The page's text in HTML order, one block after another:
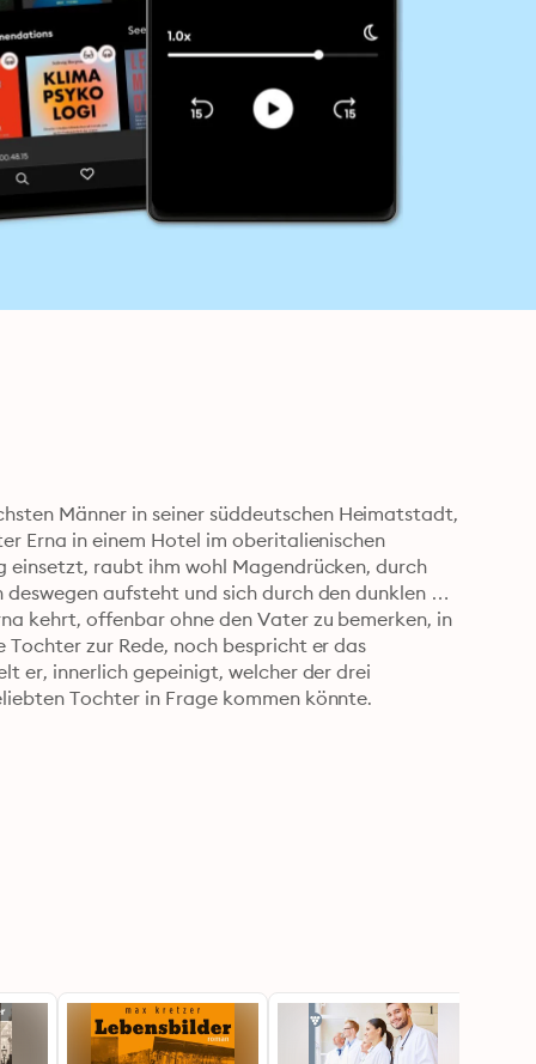
Männer in seiner süddeutschen Heimatstadt,
Erna in einem Hotel im oberitalienischen
einsetzt, raubt ihm wohl Magendrücken, durch
aufsteht und sich durch den dunklen
kehrt, offenbar ohne den Vater zu bemerken, in
Tochter zur Rede, noch bespricht er das
er, innerlich gepeinigt, welcher der drei
Tochter in Frage kommen könnte.